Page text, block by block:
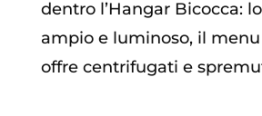
dentro l’Hangar Bicocca:
ampio e luminoso, il
offre centrifugati e